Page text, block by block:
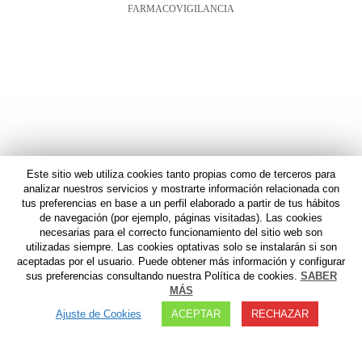
FARMACOVIGILANCIA
Este sitio web utiliza cookies tanto propias como de terceros para
analizar nuestros servicios y mostrarte información relacionada con
tus preferencias en base a un perfil elaborado a partir de tus hábitos
de navegación (por ejemplo, páginas visitadas). Las cookies
necesarias para el correcto funcionamiento del sitio web son
utilizadas siempre. Las cookies optativas solo se instalarán si son
aceptadas por el usuario. Puede obtener más información y configurar
sus preferencias consultando nuestra Política de cookies. SABER
MÁS
Ajuste de Cookies
ACEPTAR RECHAZAR